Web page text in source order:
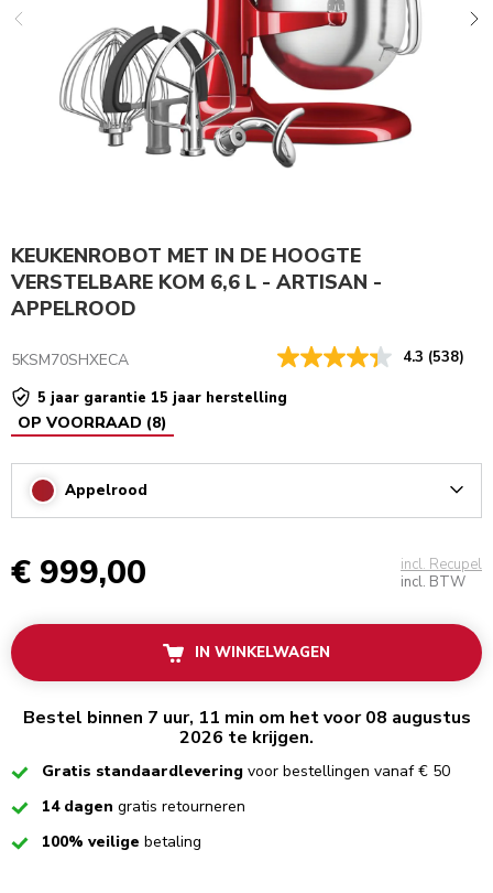
KEUKEN­ROBOT MET IN DE HOOGTE
VERSTELBARE KOM 6,6 L - ARTISAN -
APPELROOD
5KSM70SHXECA 4.3 (538)
5 jaar garantie 15 jaar herstelling
OP VOORRAAD (8)
Appelrood
€ 999,00
incl. Recupel
incl. BTW
IN WINKELWAGEN
Bestel binnen 7 uur, 11 min om het voor 08 augustus
2026 te krijgen.
CheckedGratis standaardlevering voor bestellingen vanaf € 50
Checked14 dagen gratis retourneren
Checked100% veilige betaling